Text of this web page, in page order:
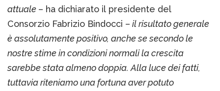
attuale – ha dichiarato il presidente del
Consorzio Fabrizio Bindocci – il risultato generale
è assolutamente positivo, anche se secondo le
nostre stime in condizioni normali la crescita
sarebbe stata almeno doppia. Alla luce dei fatti,
tuttavia riteniamo una fortuna aver potuto